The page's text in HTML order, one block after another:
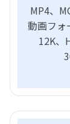
MP4、
動画フォ
12K、